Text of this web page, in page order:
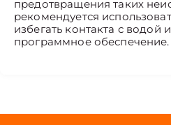
предотвращения таких
рекомендуется
избегать контакта с водой
программное обеспечение.